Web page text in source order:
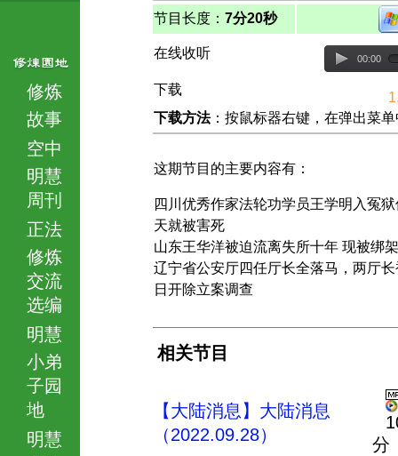
修炼
故事
空中
明慧
周刊
正法
修炼
交流
选编
明慧
小弟
子园
地
明慧
节目长度： 7分20秒
在线收听 00:00
下载
下载方法：按鼠标器右键，在弹出菜
这期节目的主要内容有：
四川优秀作家法轮功学员王学明入冤
天就被害死
山东王华洋被迫流离失所十年 现被绑架
辽宁省公安厅四任厅长全落马，两厅长
日开除立案调查
相关节目
【大陆消息】大陆消息
（2022.09.28）
分